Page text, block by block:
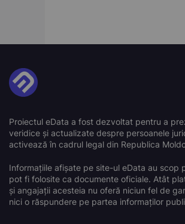
Proiectul eData a fost dezvoltat pentru a
veridice și actualizate despre persoanele
activează în cadrul legal din Republica
Informațiile afișate pe site-ul eData au scop
pot fi folosite ca documente oficiale. Atât
și angajații acesteia nu oferă niciun fel de
nici o răspundere pe partea informaților